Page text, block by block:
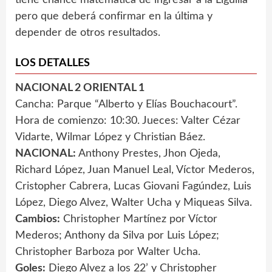
pero que deberá confirmar en la última y
depender de otros resultados.
LOS DETALLES
NACIONAL 2 ORIENTAL 1
Cancha: Parque “Alberto y Elías Bouchacourt”.
Hora de comienzo: 10:30. Jueces: Valter Cézar
Vidarte, Wilmar López y Christian Báez.
NACIONAL: Anthony Prestes, Jhon Ojeda,
Richard López, Juan Manuel Leal, Víctor Mederos,
Cristopher Cabrera, Lucas Giovani Fagúndez, Luis
López, Diego Alvez, Walter Ucha y Miqueas Silva.
Cambios: Christopher Martínez por Víctor
Mederos; Anthony da Silva por Luis López;
Christopher Barboza por Walter Ucha.
Goles: Diego Alvez a los 22’ y Christopher